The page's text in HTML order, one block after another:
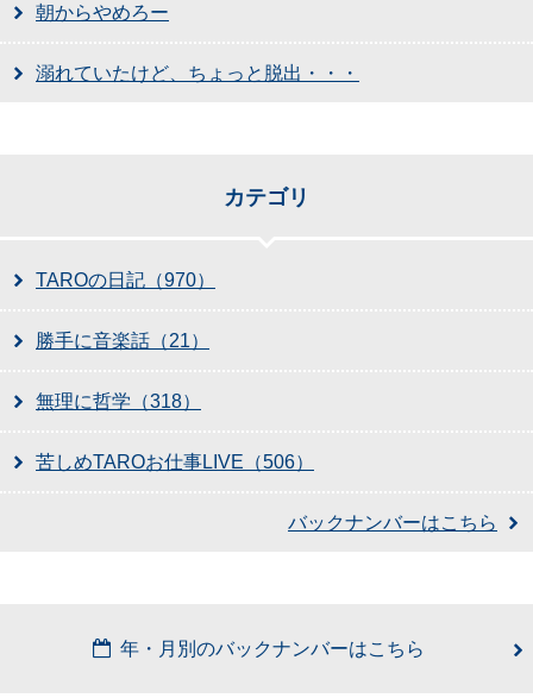
朝からやめろー
溺れていたけど、ちょっと脱出・・・
カテゴリ
TAROの日記（970）
勝手に音楽話（21）
無理に哲学（318）
苦しめTAROお仕事LIVE（506）
バックナンバーはこちら
年・月別のバックナンバーはこちら